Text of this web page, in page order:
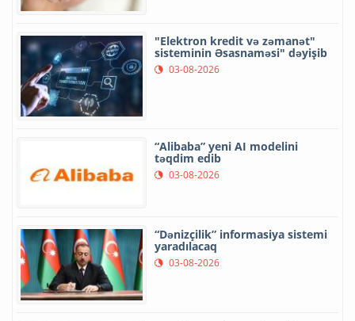
"Elektron kredit və zəmanət"
sisteminin Əsasnaməsi" dəyişib
03-08-2026
“Alibaba” yeni AI modelini
təqdim edib
03-08-2026
“Dənizçilik” informasiya sistemi
yaradılacaq
03-08-2026